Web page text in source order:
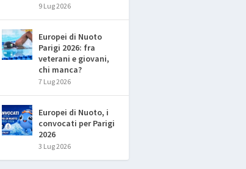
9 Lug 2026
Europei di Nuoto
Parigi 2026: fra
veterani e giovani,
chi manca?
7 Lug 2026
Europei di Nuoto, i
convocati per Parigi
2026
3 Lug 2026